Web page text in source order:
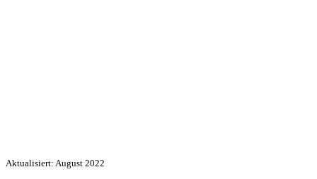
Aktualisiert: August 2022